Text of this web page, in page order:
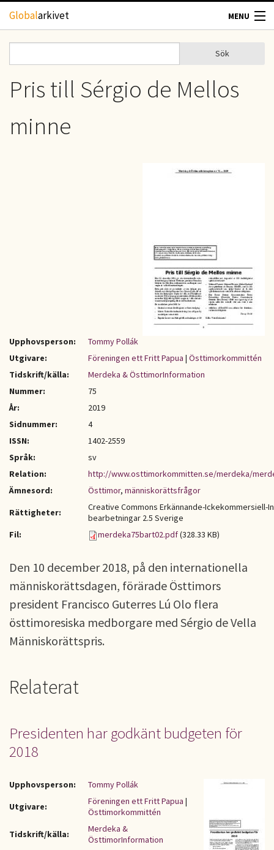
Hoppa till huvudinnehåll
Globalarkivet MENU
TIDSKRIFTER
Sökformulär
Sök
Pris till Sérgio de Mellos
minne
Upphovsperson:
Tommy Pollák
Utgivare:
Föreningen ett Fritt Papua | Östtimorkommittén
Tidskrift/källa:
Merdeka & ÖsttimorInformation
Nummer:
75
År:
2019
Sidnummer:
4
ISSN:
1402-2559
Språk:
sv
Relation:
http://www.osttimorkommitten.se/merdeka/
Ämnesord:
Östtimor, människorättsfrågor
Rättigheter:
Creative Commons Erkännande-Ickekommersiell-
bearbetningar 2.5 Sverige
Fil:
merdeka75bart02.pdf(328.33 KB)
Den 10 december 2018, på den internationella
människorättsdagen, förärade Östtimors
president Francisco Guterres Lú Olo flera
östtimoresiska medborgare med Sérgio de Vella
Människorättspris.
Relaterat
Presidenten har godkänt budgeten för
2018
Upphovsperson:
Tommy Pollák
Utgivare:
Föreningen ett Fritt Papua |
Östtimorkommittén
Tidskrift/källa:
Merdeka &
ÖsttimorInformation